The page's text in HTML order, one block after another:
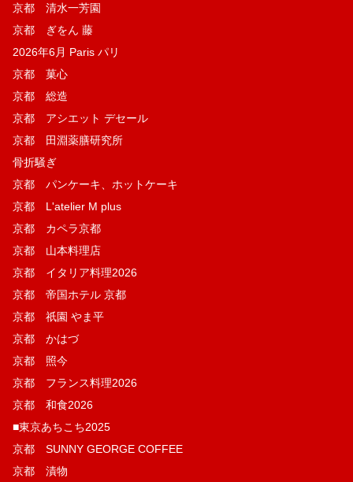
京都 清水一芳園
京都 ぎをん 藤
2026年6月 Paris パリ
京都 菓​心
京都 総造
京都 アシエット デセール
京都 田淵薬膳研究所
骨折騒ぎ
京都 パンケーキ、ホットケーキ
京都 L'atelier M plus
京都 カペラ京都
京都 山本料理店
京都 イタリア料理2026
京都 帝国ホテル 京都
京都 祇園 やま平
京都 かはづ
京都 照今
京都 フランス料理2026
京都 和食2026
■東京あちこち2025
京都 SUNNY GEORGE COFFEE
京都 漬物